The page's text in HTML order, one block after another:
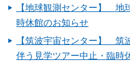
【地球観測センター】 地
時休館のお知らせ
【筑波宇宙センター】
伴う見学ツアー中止・臨時